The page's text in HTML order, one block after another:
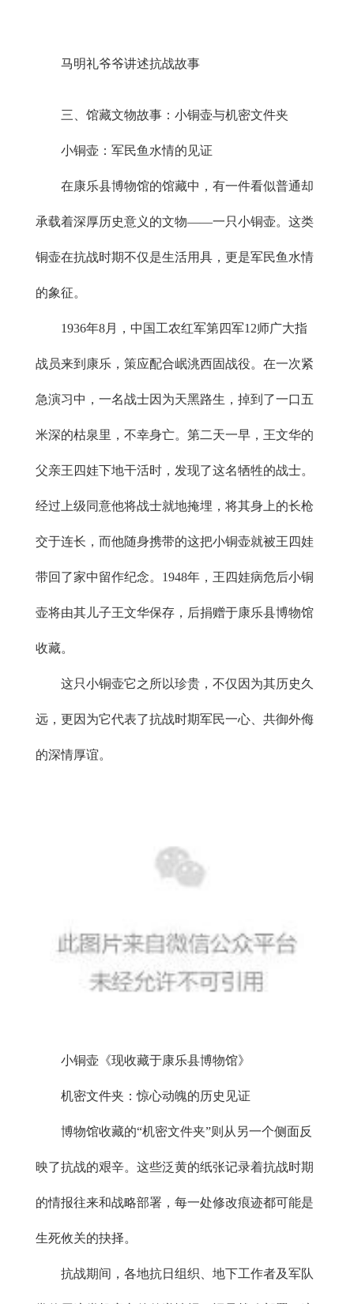
马明礼爷爷讲述抗战故事
三、馆藏文物故事：小铜壶与机密文件夹
小铜壶：军民鱼水情的见证
在康乐县博物馆的馆藏中，有一件看似普通却
承载着深厚历史意义的文物——一只小铜壶。这类
铜壶在抗战时期不仅是生活用具，更是军民鱼水情
的象征。
1936年8月，中国工农红军第四军12师广大指
战员来到康乐，策应配合岷洮西固战役。在一次紧
急演习中，一名战士因为天黑路生，掉到了一口五
米深的枯泉里，不幸身亡。第二天一早，王文华的
父亲王四娃下地干活时，发现了这名牺牲的战士。
经过上级同意他将战士就地掩埋，将其身上的长枪
交于连长，而他随身携带的这把小铜壶就被王四娃
带回了家中留作纪念。1948年，王四娃病危后小铜
壶将由其儿子王文华保存，后捐赠于康乐县博物馆
收藏。
这只小铜壶它之所以珍贵，不仅因为其历史久
远，更因为它代表了抗战时期军民一心、共御外侮
的深情厚谊。
小铜壶《现收藏于康乐县博物馆》
机密文件夹：惊心动魄的历史见证
博物馆收藏的“机密文件夹”则从另一个侧面反
映了抗战的艰辛。这些泛黄的纸张记录着抗战时期
的情报往来和战略部署，每一处修改痕迹都可能是
生死攸关的抉择。
抗战期间，各地抗日组织、地下工作者及军队